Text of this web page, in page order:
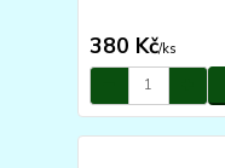
380 Kč/ks